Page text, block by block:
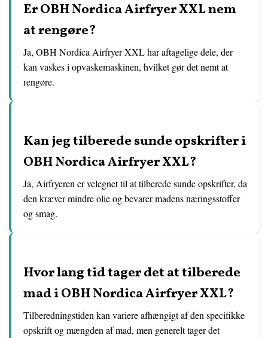
Er OBH Nordica Airfryer XXL nem
at rengøre?
Ja, OBH Nordica Airfryer XXL har aftagelige dele, der
kan vaskes i opvaskemaskinen, hvilket gør det nemt at
rengøre.
Kan jeg tilberede sunde opskrifter i
OBH Nordica Airfryer XXL?
Ja, Airfryeren er velegnet til at tilberede sunde opskrifter, da
den kræver mindre olie og bevarer madens næringsstoffer
og smag.
Hvor lang tid tager det at tilberede
mad i OBH Nordica Airfryer XXL?
Tilberedningstiden kan variere afhængigt af den specifikke
opskrift og mængden af mad, men generelt tager det